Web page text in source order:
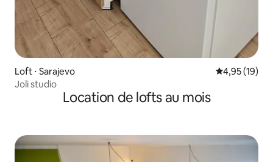
Loft ⋅ Sarajevo Évaluation
4,95 (19)
Joli studio
Location de lofts au mois